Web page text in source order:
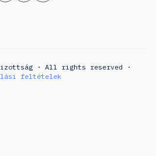
· All rights reserved ·
feltételek